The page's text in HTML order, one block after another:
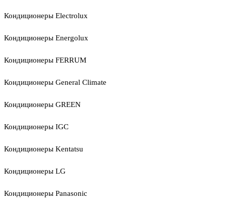
Кондиционеры Electrolux
Кондиционеры Energolux
Кондиционеры FERRUM
Кондиционеры General Climate
Кондиционеры GREEN
Кондиционеры IGC
Кондиционеры Kentatsu
Кондиционеры LG
Кондиционеры Panasonic